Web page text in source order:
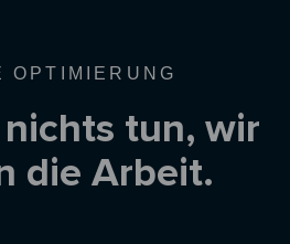
OPTIMIERUNG
tun, wir
die Arbeit.